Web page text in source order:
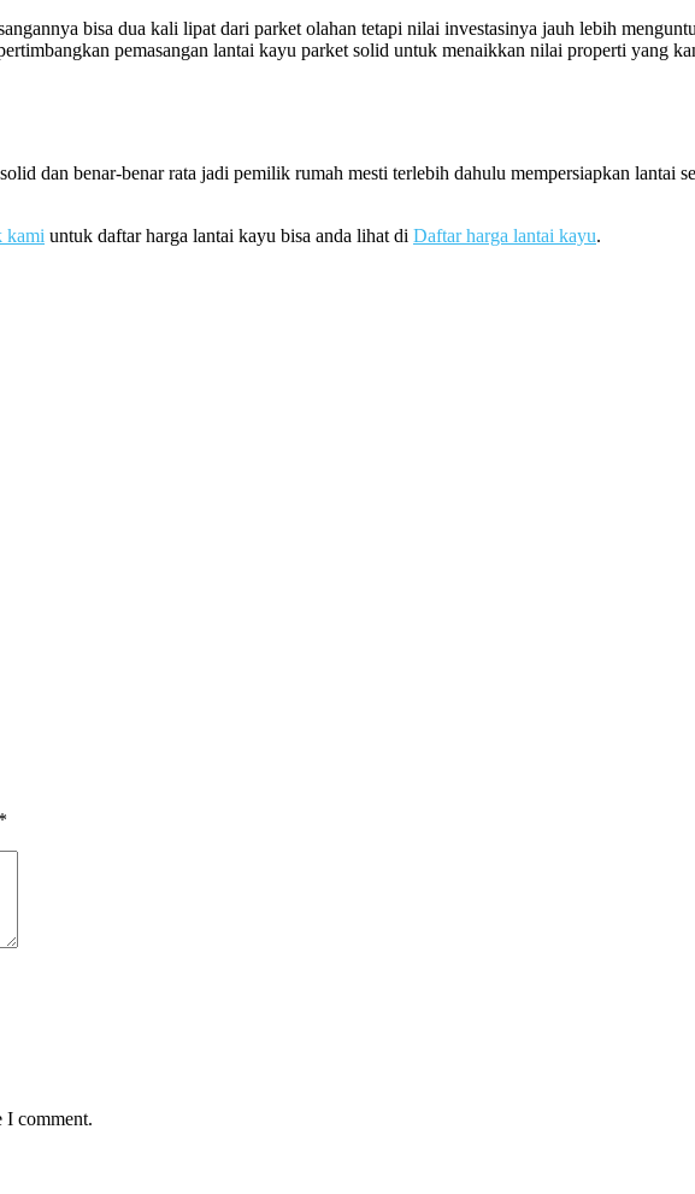
bisa dua kali lipat dari parket olahan tetapi nilai investasinya jauh lebih
pemasangan lantai kayu parket solid untuk menaikkan nilai properti yang
dan benar-benar rata jadi pemilik rumah mesti terlebih dahulu mempersiapkan lantai
kami untuk daftar harga lantai kayu bisa anda lihat di Daftar harga lantai kayu.
I comment.